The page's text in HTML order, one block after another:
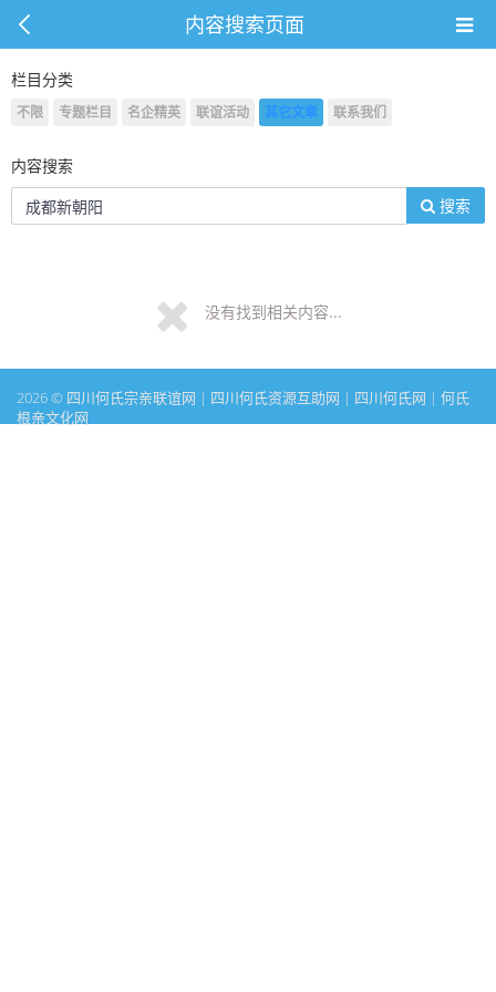
内容搜索页面
栏目分类
不限 专题栏目 名企精英 联谊活动 其它文章 联系我们
内容搜索
搜索
没有找到相关内容...
2026 © 四川何氏宗亲联谊网 | 四川何氏资源互助网 | 四川何氏网 | 何氏
根亲文化网